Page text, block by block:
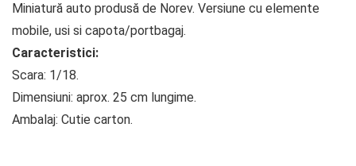
Miniatură auto produsă de Norev. Versiune cu elemente
mobile, usi si capota/portbagaj.
Caracteristici:
Scara: 1/18.
Dimensiuni: aprox. 25 cm lungime.
Ambalaj: Cutie carton.